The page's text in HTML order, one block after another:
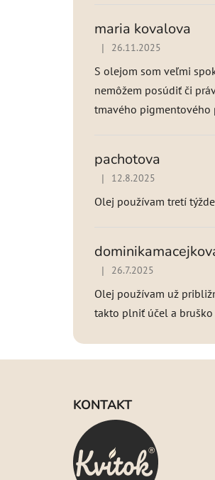
o
t
n
í
maria kovalova
Hodnotenie produktu je
| 26.11.2025
S olejom som veľmi
nemôžem posúdiť či
tmavého pigmentového
pachotova
Hodnotenie produktu je
| 12.8.2025
Olej používam tretí
Hodnotenie produktu je
| 26.7.2025
Olej používam už
takto plniť účel a bruško
KONTAKT